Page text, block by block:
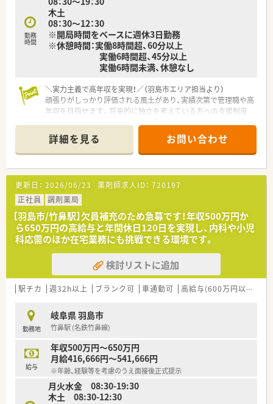
心です。
■店舗での調剤業務に留まらず、本社業務など多彩なキャリアの
選択肢が用意されているため長期的に働きがいを感じられる職
場です。
勤務
時間
木土
08：30～12：30
※開局時間をベースに週休3日勤務
※休憩時間：実働8時間超、60分以上
実働6時間超、45分以上
実働6時間未満、休憩なし
＼実力主義で高年収を実現！／（羽島市エリア担当より）
頑張りがしっかり評価される風土があり、実績次第で管理職や高
年収を目指せます。将来的に独立を考えている方への支援制度
【店舗情報と応需状況について】
■最寄り駅から徒歩19分ほどの場所にあり、車通勤も可能で毎
日の通勤にも便利な立地に位置する調剤薬局です。
■主に内科や小児科に加えて消化器科の処方箋を応需しており、
専門的な知識を深く身につけることができる環境です。
■1日の処方箋枚数は約70枚となっており、常時2名体制で事務
スタッフと協力しながら円滑に業務を進めています。
【こんな取り組みをしています】
■社員の知識向上を目的として、定期的な勉強会の開催や学術大
会への参加を会社全体で積極的に支援しています。
■新入社員に対しては座学と現場でのマンツーマン指導を組み
合わせた、充実した3ヶ月間の研修プログラムを実施していま
す。
舗の譲渡など実践的なフランチャイズ支援を行っています。
【やりがい/おすすめポイント】
■処方箋枚数の増加や新規の在宅案件獲得など、目に見える成果
がダイレクトに評価や昇給に結びつく点が大きな魅力です。
■週休3日制の選択や高い有給消化率など、一人ひとりのライフ
ステージに合わせた柔軟な働き方を実現できる環境です。
■認定薬剤師の取得支援制度が用意されており、働きながら専門
的な資格を取得して自己成長を実感できる充実した職場です。
詳細を見る お問い合わせ
更新日： 2026/06/23 薬剤師求人ID： 720197
正社員
調剤薬局
【羽島市/竹鼻駅】欠員補充のため急募です！年収500万円か
ら650万円の高給与と年間休日120日を実現し、内科や小児
科応需のほか在宅業務にも挑戦できる環境です。
検討リストに追加
駅チカ 週32h以上 ブランク可 車通勤可 高給与(600万円以上)
勤務地
岐阜県 羽島市
竹鼻駅 (名鉄竹鼻線)
給与
年収500万円～650万円
月給416,666円～541,666円
※年齢、経験等を考慮のうえ面接後正式提示
月火水金 08:30-19:30
木土 08:30-12:30